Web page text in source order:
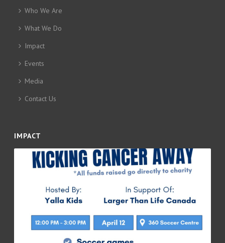
Who We Are
What We Do
Impact
Events
Media
Contact Us
IMPACT